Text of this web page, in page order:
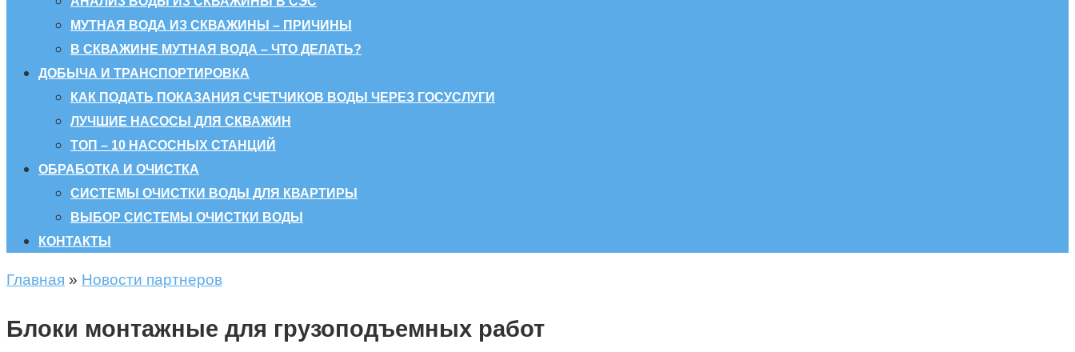
МУТНАЯ ВОДА ИЗ СКВАЖИНЫ – ПРИЧИНЫ
В СКВАЖИНЕ МУТНАЯ ВОДА – ЧТО ДЕЛАТЬ?
ДОБЫЧА И ТРАНСПОРТИРОВКА
КАК ПОДАТЬ ПОКАЗАНИЯ СЧЕТЧИКОВ ВОДЫ ЧЕРЕЗ ГОСУСЛУГИ
ЛУЧШИЕ НАСОСЫ ДЛЯ СКВАЖИН
ТОП – 10 НАСОСНЫХ СТАНЦИЙ
ОБРАБОТКА И ОЧИСТКА
СИСТЕМЫ ОЧИСТКИ ВОДЫ ДЛЯ КВАРТИРЫ
ВЫБОР СИСТЕМЫ ОЧИСТКИ ВОДЫ
КОНТАКТЫ
Главная » Новости партнеров
Блоки монтажные для грузоподъемных работ